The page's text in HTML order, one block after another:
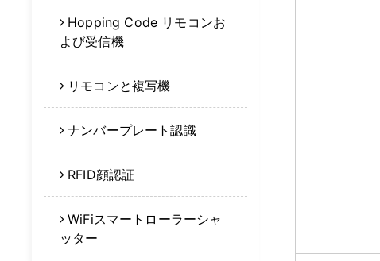
Hopping Code リモコンお
よび受信機
リモコンと複写機
ナンバープレート認識
RFID顔認証
WiFiスマートローラーシャ
ッター